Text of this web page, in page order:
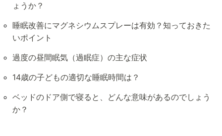
ょうか？
睡眠改善にマグネシウムスプレーは有効？知っておきた
いポイント
過度の昼間眠気（過眠症）の主な症状
14歳の子どもの適切な睡眠時間は？
ベッドのドア側で寝ると、どんな意味があるのでしょう
か？